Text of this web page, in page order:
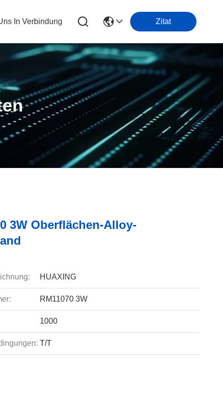
In Verbindung Zitat
3W Oberflächen-Alloy-
HUAXING
RM11070 3W
1000
T/T